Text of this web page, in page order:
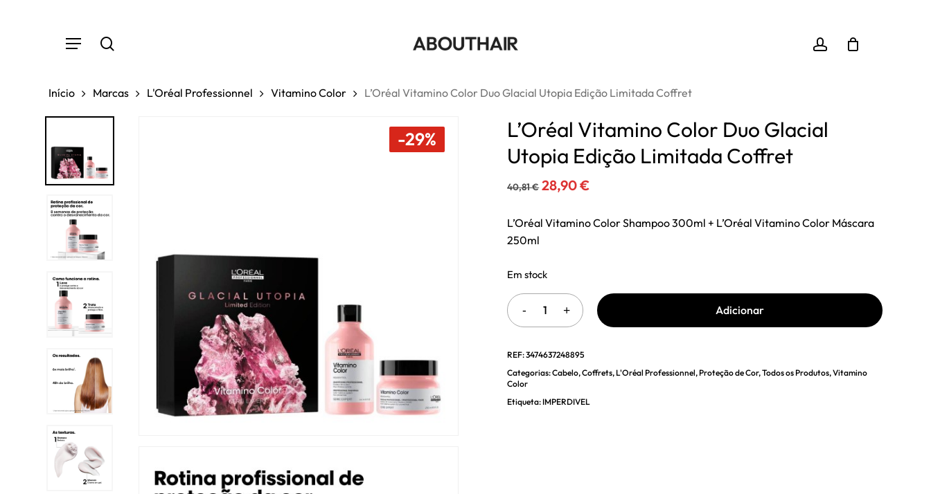
search account
Menu
Início Marcas L'Oréal Professionnel Vitamino Color L’Oréal Vitamino Color Duo Glacial Utopia Edição Limitada Coffret
-29%
L’Oréal Vitamino Color Duo Glacial
Utopia Edição Limitada Coffret
40,81€ O
original
28,90€O
atual
L’Oréal Vitamino Color Shampoo 300ml + L’Oréal Vitamino Color Máscara
250ml
Em stock
Adicionar
REF:3474637248895
Categorias:Cabelo,Coffrets,L'Oréal Professionnel,Proteção de Cor,Todos os Produtos,Vitamino
Color
Etiqueta:IMPERDIVEL
Seja o primeiro a avaliar “L’Oréal Vitamino Color Duo Glacial Utopia
Edição Limitada Coffret”